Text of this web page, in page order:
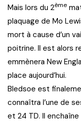
Mais lors du 2ème
plaquage de Mo
mort à cause d’un
poitrine. Il est alors
emmènera New
place aujourd’hui.
Bledsoe est
connaîtra l’une de
et 24 TD. Il